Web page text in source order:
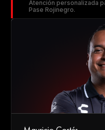
Atención personalizada
Pase Rojinegro.